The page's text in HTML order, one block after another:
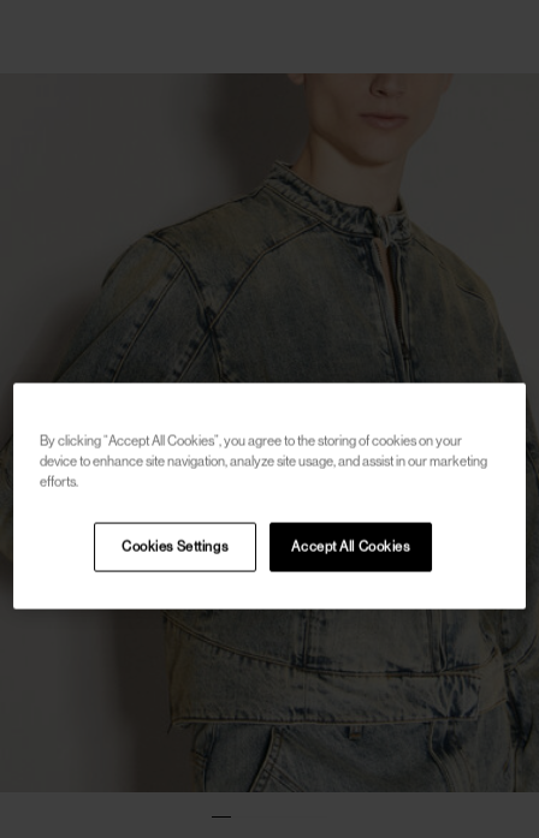
By clicking “Accept All Cookies”, you agree to the storing of cookies on your
device to enhance site navigation, analyze site usage, and assist in our marketing
efforts.
Accept All Cookies
Cookies Settings